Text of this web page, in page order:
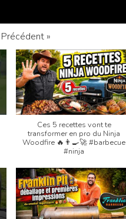
Précédent »
Ces 5 recettes vont te
transformer en pro du Ninja
Woodfire 🔥👨‍🍳🚀 #barbecue
#ninja